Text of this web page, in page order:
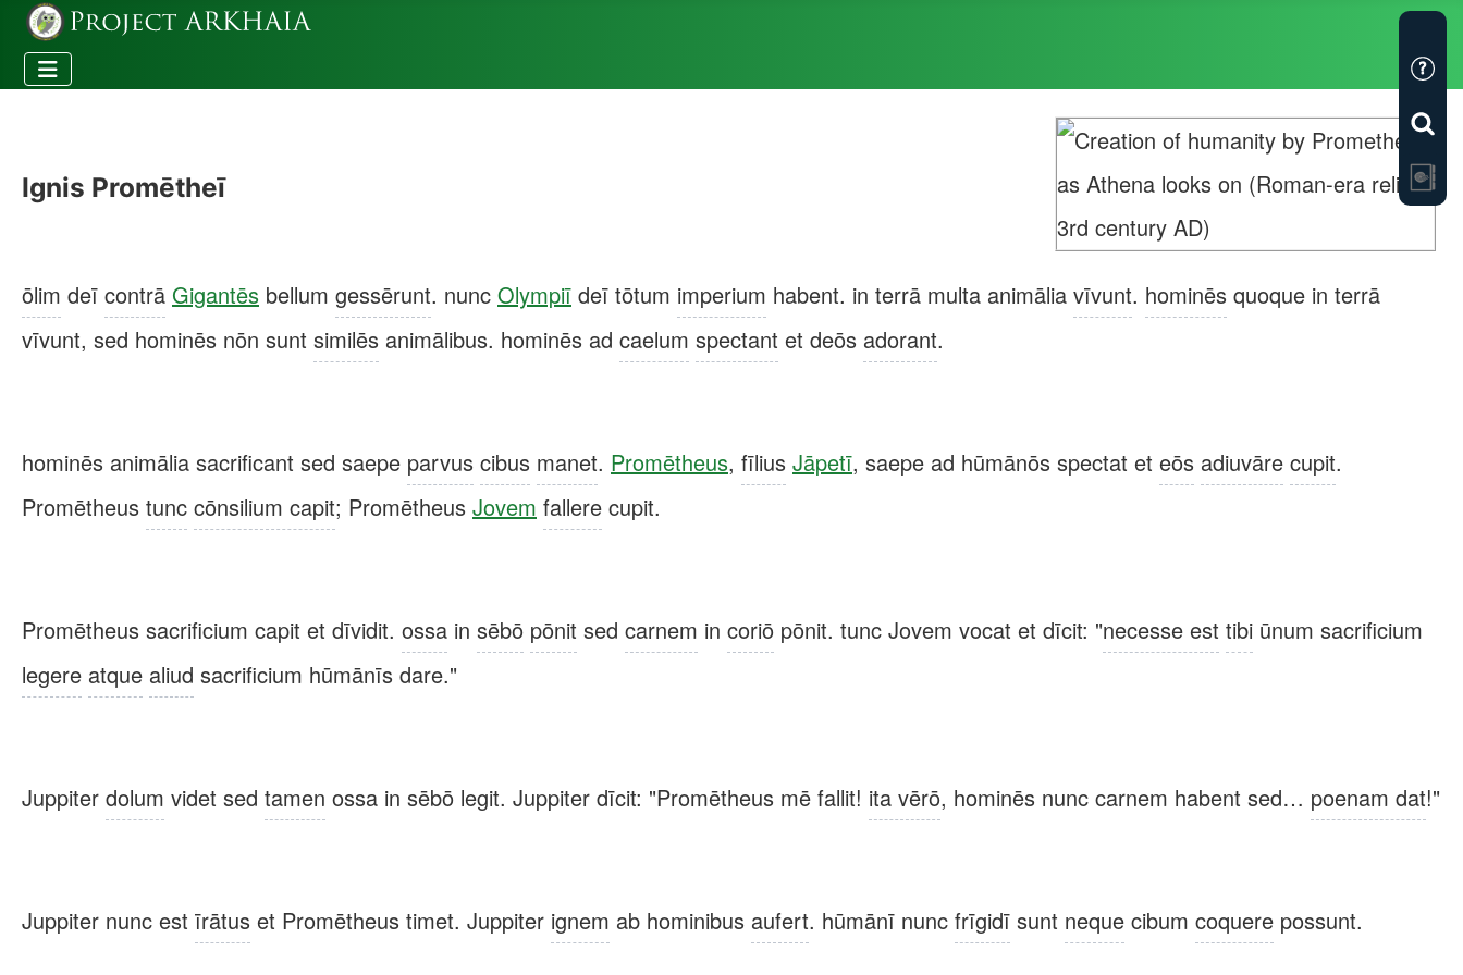
Ignis Promētheī
ōlim deī contrā Gigantēs bellum gessērunt. nunc Olympiī deī tōtum imperium habent. in terrā multa animālia vīvunt. hominēs quoque in terrā
vīvunt, sed hominēs nōn sunt similēs animālibus. hominēs ad caelum spectant et deōs adorant.
hominēs animālia sacrificant sed saepe parvus cibus manet. Promētheus, fīlius Jāpetī, saepe ad hūmānōs spectat et eōs adiuvāre cupit.
Promētheus tunc cōnsilium capit; Promētheus Jovem fallere cupit.
Promētheus sacrificium capit et dīvidit. ossa in sēbō pōnit sed carnem in coriō pōnit. tunc Jovem vocat et dīcit: "necesse est tibi ūnum sacrificium
legere atque aliud sacrificium hūmānīs dare."
Juppiter dolum videt sed tamen ossa in sēbō legit. Juppiter dīcit: "Promētheus mē fallit! ita vērō, hominēs nunc carnem habent sed… poenam dat!"
Juppiter nunc est īrātus et Promētheus timet. Juppiter ignem ab hominibus aufert. hūmānī nunc frīgidī sunt neque cibum coquere possunt.